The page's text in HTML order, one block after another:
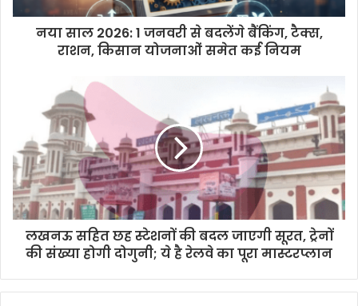
नया साल 2026: 1 जनवरी से बदलेंगे बैंकिंग, टैक्स,
राशन, किसान योजनाओं समेत कई नियम
लखनऊ सहित छह स्टेशनों की बदल जाएगी सूरत, ट्रेनों
की संख्या होगी दोगुनी; ये है रेलवे का पूरा मास्टरप्लान